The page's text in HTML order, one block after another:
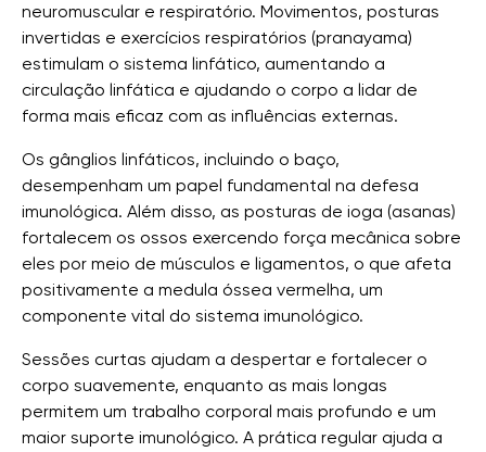
neuromuscular e respiratório. Movimentos, posturas
invertidas e exercícios respiratórios (pranayama)
estimulam o sistema linfático, aumentando a
circulação linfática e ajudando o corpo a lidar de
forma mais eficaz com as influências externas.
Os gânglios linfáticos, incluindo o baço,
desempenham um papel fundamental na defesa
imunológica. Além disso, as posturas de ioga (asanas)
fortalecem os ossos exercendo força mecânica sobre
eles por meio de músculos e ligamentos, o que afeta
positivamente a medula óssea vermelha, um
componente vital do sistema imunológico.
Sessões curtas ajudam a despertar e fortalecer o
corpo suavemente, enquanto as mais longas
permitem um trabalho corporal mais profundo e um
maior suporte imunológico. A prática regular ajuda a